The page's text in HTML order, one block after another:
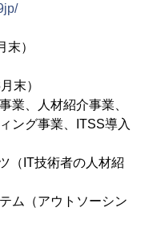
）
末）
業、人材紹介事業、
事業、ITSS導入
（IT技術者の人材紹
アウトソーシン